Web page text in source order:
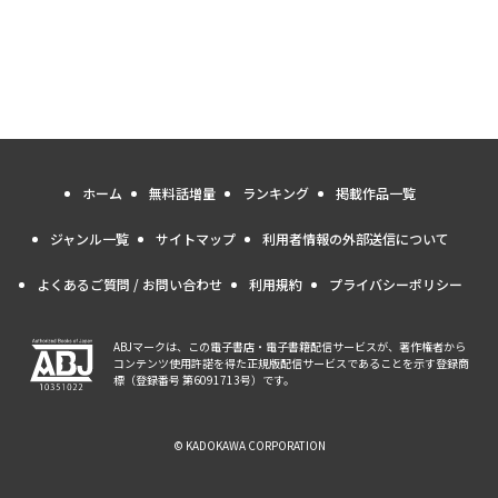
ホーム 無料話増量 ランキング 掲載作品一覧
ジャンル一覧 サイトマップ 利用者情報の外部送信について
よくあるご質問 / お問い合わせ 利用規約 プライバシーポリシー
ABJマークは、この電子書店・電子書籍配信サービスが、著作権者から
コンテンツ使用許諾を得た正規版配信サービスであることを示す登録商
標（登録番号 第6091713号）です。
© KADOKAWA CORPORATION